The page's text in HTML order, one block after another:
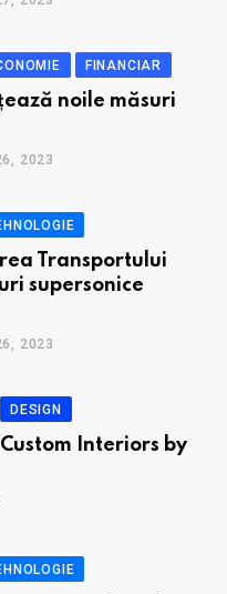
FINANCIAR
noile măsuri
2023
Transportului
supersonice
2023
DESIGN
Interiors by